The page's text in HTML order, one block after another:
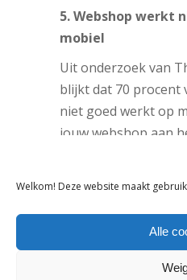
Welkom! Deze website maakt
Alle
5. Webshop werkt
mobiel
Uit onderzoek van
blijkt dat 70 procent
niet goed werkt op
jouw webshop aan
Natuurlijk, zo’n site
Om het probleem
bijvoorbeeld
webshop eigenaren.